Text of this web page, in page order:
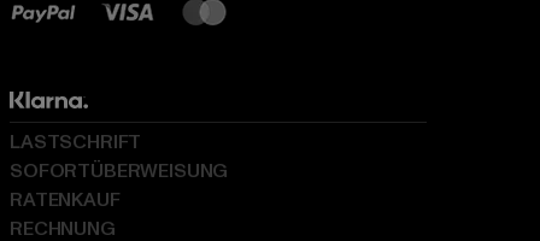
LASTSCHRIFT
SOFORTÜBERWEISUNG
RATENKAUF
RECHNUNG